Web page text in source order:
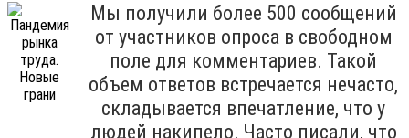
Мы получили более 500 сообщений
от участников опроса в свободном
поле для комментариев. Такой
объем ответов встречается нечасто,
складывается впечатление, что у
людей накипело. Часто писали, что